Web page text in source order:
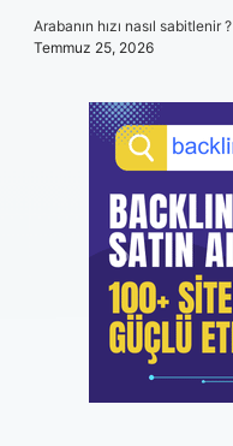
Arabanın hızı nasıl sabitlenir ?
Temmuz 25, 2026